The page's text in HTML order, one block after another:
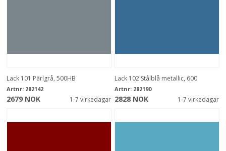
Lack 101 Pärlgrå, 500HB
Artnr: 282142
2679 NOK 1-7 virkedagar
Lack 102 Stålblå metallic, 600
Artnr: 282190
2828 NOK 1-7 virkedagar